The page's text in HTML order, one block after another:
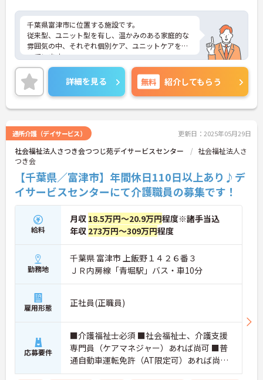
千葉県富津市に位置する施設です。
従来型、ユニット型を有し、温かみのある家庭的な
雰囲気の中、それぞれ個別ケア、ユニットケアを行
っています。
先輩スタッフがつきっきりで指導して下さいますで
の安心です。
月9日休み＆リフレッシュ休暇もあり、メリハリの
ある勤務が叶います。
ご興味ある方には、面接対策ポイントなど、さらに
い！
詳細を見る 無料 紹介してもらう
通所介護（デイサービス） 更新日：2025年05月29日
社会福祉法人さつき会つつじ苑デイサービスセンター
社会福祉法人さ
つき会
【千葉県／富津市】年間休日110日以上あり♪デ
イサービスセンターにて介護職員の募集です！
給料
月収 18.5万円～20.9万円程度※諸手当込
年収 273万円～309万円程度
勤務地
千葉県 富津市 上飯野１４２６番３
ＪＲ内房線「青堀駅」バス・車10分
雇用形態 正社員(正職員)
応募要件
■介護福祉士必須 ■社会福祉士、介護支援
専門員（ケアマネジャー）あれば尚可 ■普
通自動車運転免許（AT限定可）あれば尚可
■介護職経験・相談員経験あれば尚可